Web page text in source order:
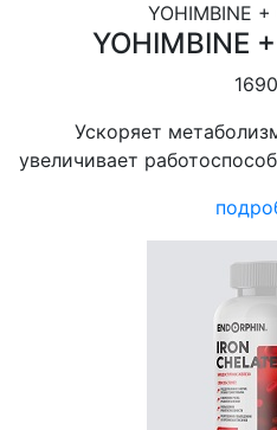
YOHIMBINE +
YOHIMBINE
Ускоряет
увеличивает